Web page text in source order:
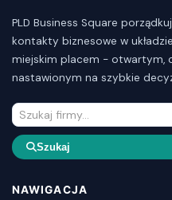
PLD Business Square
kontakty biznesowe w
miejskim placem - otwartym,
nastawionym na szybkie
Szukaj
NAWIGACJA